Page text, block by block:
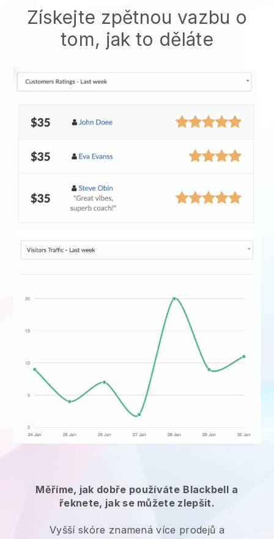
Získejte zpětnou vazbu o
tom, jak to děláte
Měříme, jak dobře používáte Blackbell a
řeknete, jak se můžete zlepšit.
Vyšší skóre znamená více prodejů a